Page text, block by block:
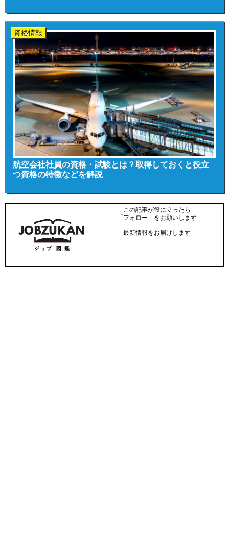
資格情報
航空会社社員の資格・試験とは？取得しておくと役立
つ資格の特徴などを解説
この記事が役に立ったら
「フォロー」をお願いします
最新情報をお届けします